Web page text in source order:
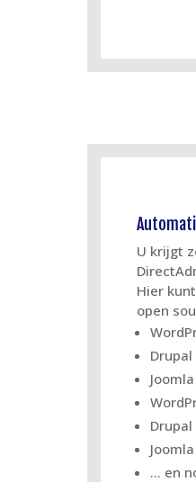
U krijgt
Hier
open
Drupal
Joomla
Drupal
Joomla
… en